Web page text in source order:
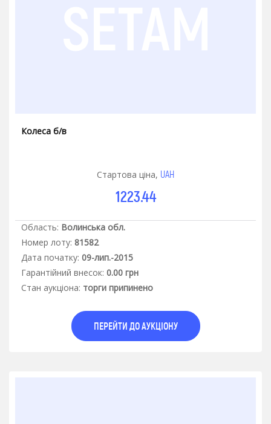
Колеса б/в
Стартова ціна, UAH
1223.44
Область: Волинська обл.
Номер лоту: 81582
Дата початку: 09-лип.-2015
Гарантiйний внесок: 0.00 грн
Стан аукцiона: торги припинено
ПЕРЕЙТИ ДО АУКЦІОНУ